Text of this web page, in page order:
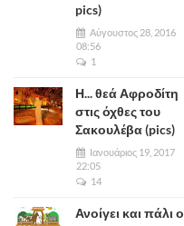
pics)
Αύγουστος 28, 2016
08:56
1
Η... θεά Αφροδίτη
στις όχθες του
Σακουλέβα (pics)
Ιανουάριος 19, 2017
22:05
14
Ανοίγει και πάλι ο